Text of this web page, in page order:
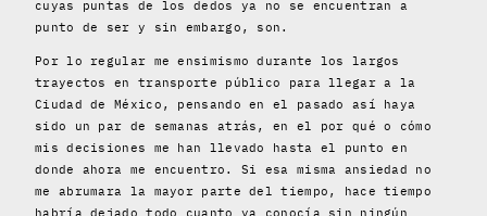
cuyas puntas de los dedos ya no se encuentran a
punto de ser y sin embargo, son.
Por lo regular me ensimismo durante los largos
trayectos en transporte público para llegar a la
Ciudad de México, pensando en el pasado así haya
sido un par de semanas atrás, en el por qué o cómo
mis decisiones me han llevado hasta el punto en
donde ahora me encuentro. Si esa misma ansiedad no
me abrumara la mayor parte del tiempo, hace tiempo
habría dejado todo cuanto ya conocía sin ningún